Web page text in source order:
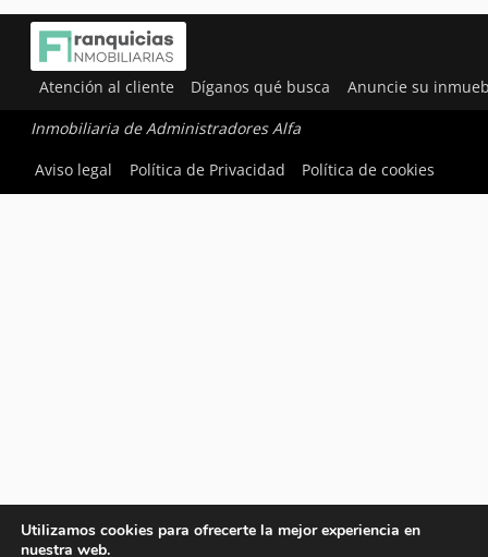
Atención al cliente Díganos qué busca Anuncie su
Inmobiliaria de Administradores Alfa
Aviso legal
Política de Privacidad Política de cookies
Utilizamos cookies para ofrecerte la mejor experiencia en
nuestra web.